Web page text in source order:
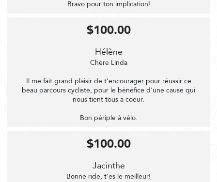
Bravo pour ton implication!
Hélène
Chère Linda
Il me fait grand plaisir de t'encourager pour réussir ce
beau parcours cycliste, pour le bénéfice d'une cause qui
nous tient tous à coeur.
Bon périple à vélo.
$100.00
Jacinthe
Bonne ride, t'es le meilleur!
$100.00